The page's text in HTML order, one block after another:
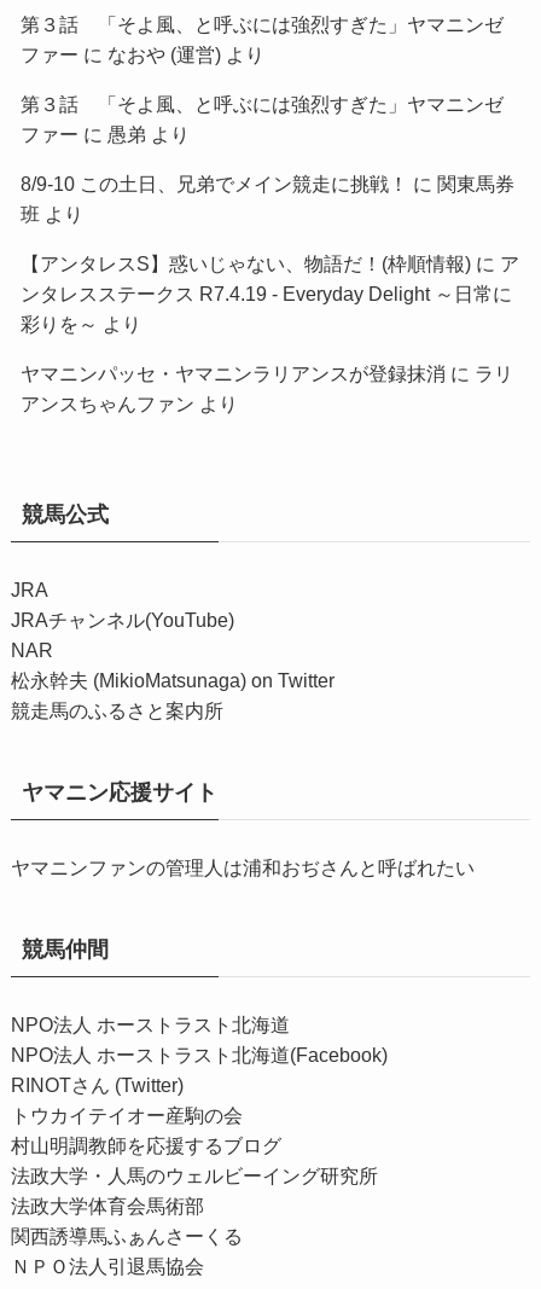
第３話 「そよ風、と呼ぶには強烈すぎた」ヤマニンゼ
ファー に なおや (運営)より
第３話 「そよ風、と呼ぶには強烈すぎた」ヤマニンゼ
ファー に 愚弟 より
8/9-10 この土日、兄弟でメイン競走に挑戦！ に 関東馬券
班 より
【アンタレスS】惑いじゃない、物語だ！(枠順情報)に ア
ンタレスステークス R7.4.19 - Everyday Delight ～日常に
彩りを～
より
ヤマニンパッセ・ヤマニンラリアンスが登録抹消 に ラリ
アンスちゃんファン より
競馬公式
JRA
JRAチャンネル(YouTube)
NAR
松永幹夫 (MikioMatsunaga) on Twitter
競走馬のふるさと案内所
ヤマニン応援サイト
ヤマニンファンの管理人は浦和おぢさんと呼ばれたい
競馬仲間
NPO法人 ホーストラスト北海道
NPO法人 ホーストラスト北海道(Facebook)
RINOTさん (Twitter)
トウカイテイオー産駒の会
村山明調教師を応援するブログ
法政大学・人馬のウェルビーイング研究所
法政大学体育会馬術部
関西誘導馬ふぁんさーくる
ＮＰＯ法人引退馬協会